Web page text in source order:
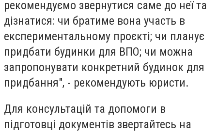
рекомендуємо звернутися саме до неї та
дізнатися: чи братиме вона участь в
експериментальному проєкті; чи планує
придбати будинки для ВПО; чи можна
запропонувати конкретний будинок для
придбання", - рекомендують юристи.
Для консультацій та допомоги в
підготовці документів звертайтесь на